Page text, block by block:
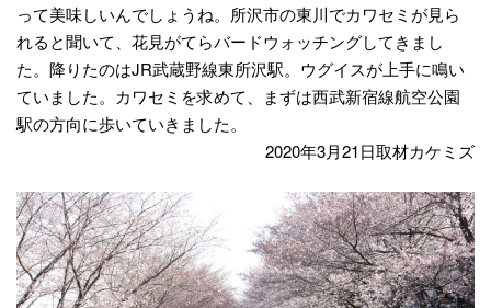
って美味しいんでしょうね。所沢市の東川でカワセミが見ら
れると聞いて、花見がてらバードウォッチングしてきまし
た。降りたのはJR武蔵野線東所沢駅。ウグイスが上手に鳴い
ていました。カワセミを求めて、まずは西武新宿線航空公園
駅の方向に歩いていきました。
2020年3月21日取材カケミズ